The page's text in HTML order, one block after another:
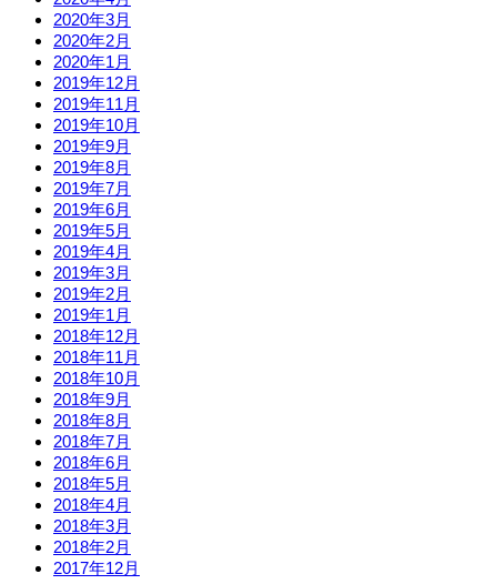
2020年3月
2020年2月
2020年1月
2019年12月
2019年11月
2019年10月
2019年9月
2019年8月
2019年7月
2019年6月
2019年5月
2019年4月
2019年3月
2019年2月
2019年1月
2018年12月
2018年11月
2018年10月
2018年9月
2018年8月
2018年7月
2018年6月
2018年5月
2018年4月
2018年3月
2018年2月
2017年12月